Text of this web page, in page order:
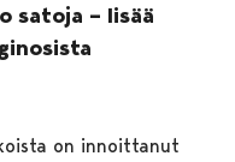
satoja – lisää
on innoittanut